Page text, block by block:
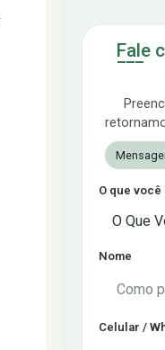
Fale
O que você
O Que
Nome
Celular /